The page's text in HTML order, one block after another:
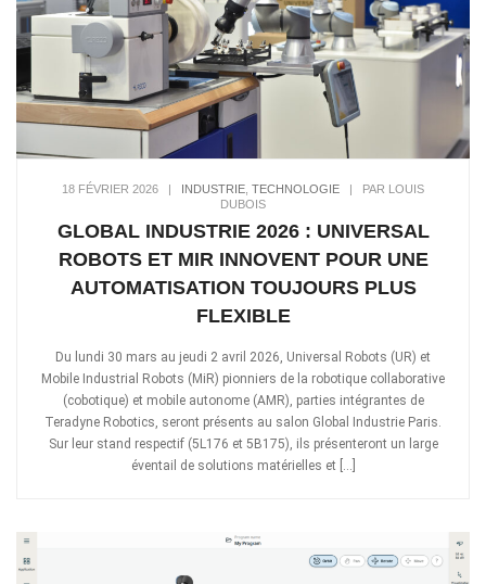
18 FÉVRIER 2026 INDUSTRIE TECHNOLOGIE
PAR LOUIS
DUBOIS
GLOBAL INDUSTRIE 2026 : UNIVERSAL
ROBOTS ET MIR INNOVENT POUR UNE
AUTOMATISATION TOUJOURS PLUS
FLEXIBLE
Du lundi 30 mars au jeudi 2 avril 2026, Universal Robots (UR) et
Mobile Industrial Robots (MiR) pionniers de la robotique collaborative
(cobotique) et mobile autonome (AMR), parties intégrantes de
Teradyne Robotics, seront présents au salon Global Industrie Paris.
Sur leur stand respectif (5L176 et 5B175), ils présenteront un large
éventail de solutions matérielles et […]